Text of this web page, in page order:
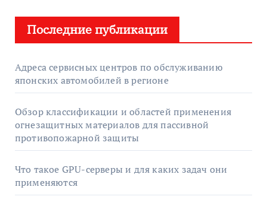
Последние публикации
Адреса сервисных центров по обслуживанию
японских автомобилей в регионе
Обзор классификации и областей применения
огнезащитных материалов для пассивной
противопожарной защиты
Что такое GPU-серверы и для каких задач они
применяются